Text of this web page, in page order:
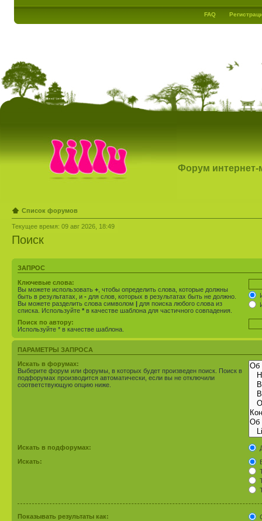
FAQ
Форум интернет-
Список форумов
Текущее время: 09 авг 2026, 18:49
Поиск
ЗАПРОС
Ключевые слова:
Вы можете использовать + , чтобы определить слова, которые должны
быть в результатах, и - для слов, которых в результатах быть не должно.
Вы можете разделить слова символом | для поиска любого слова из
списка. Используйте * в качестве шаблона для частичного совпадения.
Поиск по автору:
Используйте * в качестве шаблона.
ПАРАМЕТРЫ ЗАПРОСА
Искать в форумах:
Выберите форум или форумы, в которых будет произведен поиск. Поиск в
подфорумах производится автоматически, если вы не отключили
соответствующую опцию ниже.
Искать в подфорумах:
Искать:
Показывать результаты как: